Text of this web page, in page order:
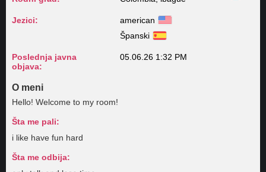
Jezici:
american
Španski
Poslednja javna
objava:
05.06.26 1:32 PM
O meni
Hello! Welcome to my room!
Šta me pali:
i like have fun hard
Šta me odbija: